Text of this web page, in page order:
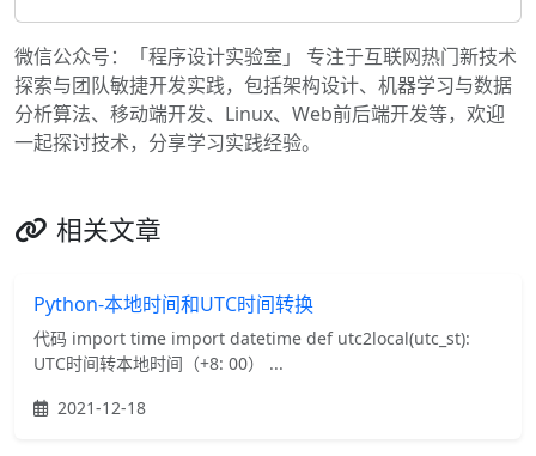
微信公众号：「程序设计实验室」 专注于互联网热门新技术
探索与团队敏捷开发实践，包括架构设计、机器学习与数据
分析算法、移动端开发、Linux、Web前后端开发等，欢迎
一起探讨技术，分享学习实践经验。
相关文章
Python-本地时间和UTC时间转换
代码 import time import datetime def utc2local(utc_st):
UTC时间转本地时间（+8: 00） ...
2021-12-18